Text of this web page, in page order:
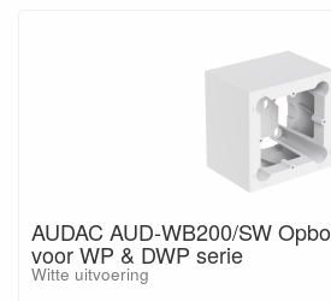
AUDAC AUD-WB200/SW
voor WP & DWP serie
Witte uitvoering